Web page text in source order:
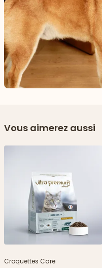
Vous aimerez aussi
Croquettes Care